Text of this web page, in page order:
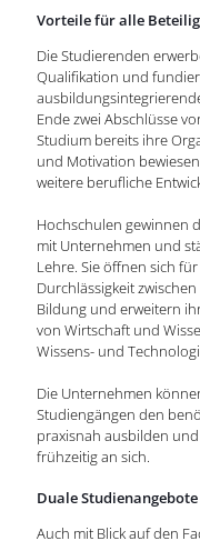
Vorteile für alle
Die Studierenden
Qualifikation und
Ende zwei Abschlüsse
Studium bereits ihre
und Motivation
weitere berufliche
Hochschulen gewinnen
mit Unternehmen und
Lehre. Sie öffnen sich
Durchlässigkeit
Bildung und erweitern
von Wirtschaft und
Wissens- und
Die Unternehmen
Studiengängen den
praxisnah ausbilden
frühzeitig an sich.
Duale
Auch mit Blick auf den